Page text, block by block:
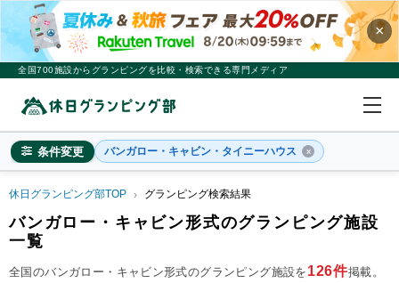
×
全国700施設からグランピングを比較・検索できる専門メディア
条件変更 バンガロー・キャビン・タイニーハウス
料金目安※4名利用時の1名最安値
休日グランピング部TOP グランピング検索結果
バンガロー・キャビン形式のグランピング施設
一覧
全国のバンガロー・キャビン形式のグランピング施設を 126件掲載。